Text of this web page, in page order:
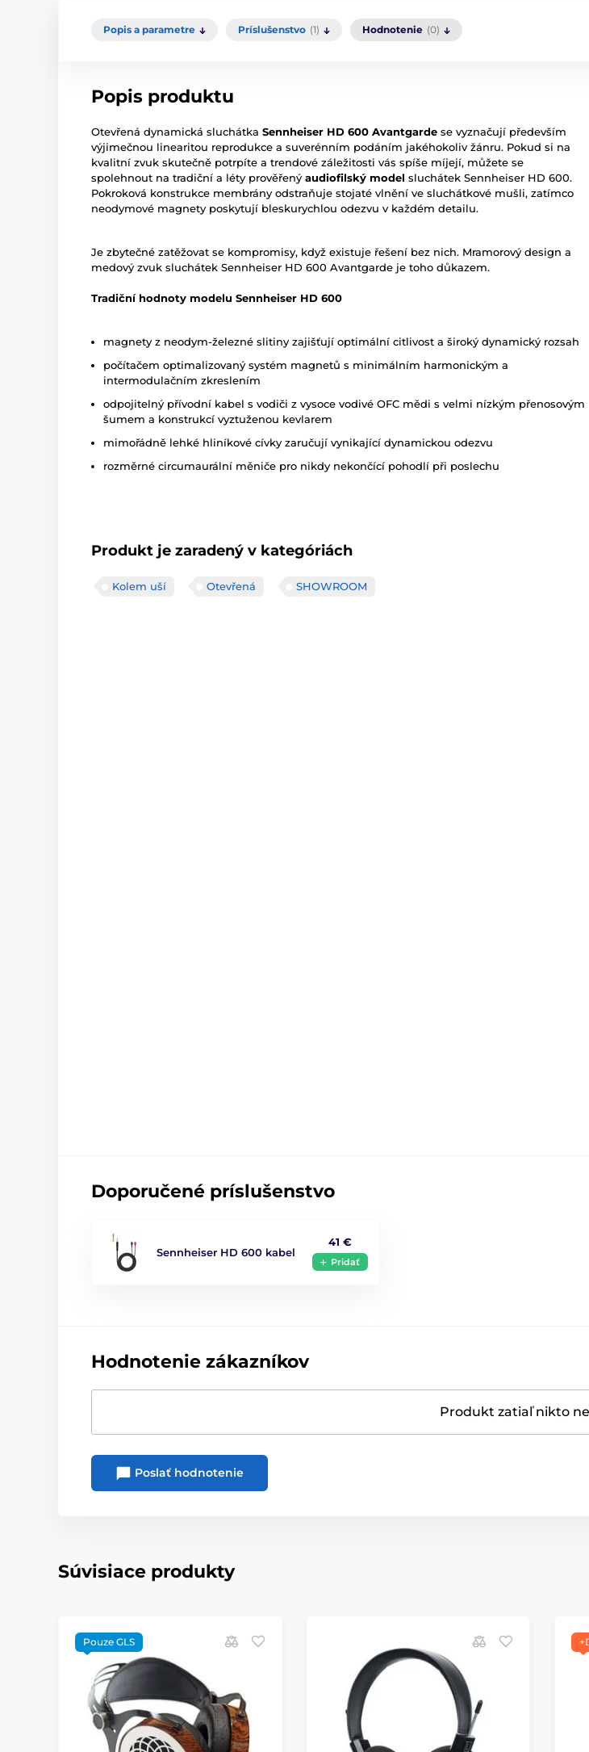
Popis a parametre Príslušenstvo (1) Hodnotenie (0)
Popis produktu
Otevřená dynamická sluchátka Sennheiser HD 600 Avantgarde se vyznačují především
výjimečnou linearitou reprodukce a suverénním podáním jakéhokoliv žánru. Pokud si na
kvalitní zvuk skutečně potrpíte a trendové záležitosti vás spíše míjejí, můžete se
spolehnout na tradiční a léty prověřený audiofilský model sluchátek Sennheiser HD 600.
Pokroková konstrukce membrány odstraňuje stojaté vlnění ve sluchátkové mušli, zatímco
neodymové magnety poskytují bleskurychlou odezvu v každém detailu.
Je zbytečné zatěžovat se kompromisy, když existuje řešení bez nich. Mramorový design a
medový zvuk sluchátek Sennheiser HD 600 Avantgarde je toho důkazem.
Tradiční hodnoty modelu Sennheiser HD 600
magnety z neodym-železné slitiny zajišťují optimální citlivost a široký dynamický rozsah
počítačem optimalizovaný systém magnetů s minimálním harmonickým a
intermodulačním zkreslením
odpojitelný přívodní kabel s vodiči z vysoce vodivé OFC mědi s velmi nízkým přenosovým
šumem a konstrukcí vyztuženou kevlarem
mimořádně lehké hliníkové cívky zaručují vynikající dynamickou odezvu
rozměrné circumaurální měniče pro nikdy nekončící pohodlí při poslechu
Produkt je zaradený v kategóriách
Kolem uší Otevřená SHOWROOM
Doporučené príslušenstvo
Sennheiser HD 600 kabel
41 €
Pridať
Hodnotenie zákazníkov
Produkt zatiaľ nikto
Poslať hodnotenie
Súvisiace produkty
Pouze GLS